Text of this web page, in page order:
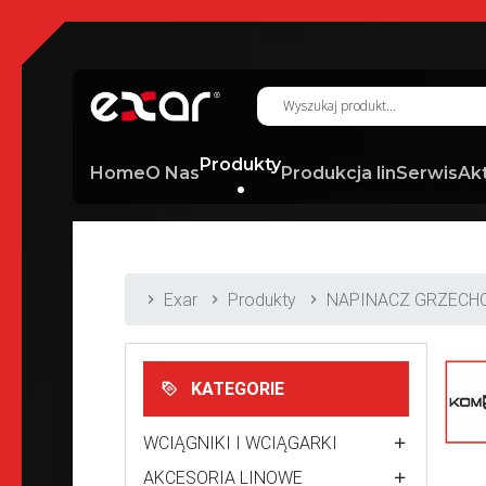
HomeO NasProduktyProdukcja linSerwis
Exar Produkty NAPINACZ
KATEGORIE
WCIĄGNIKI I WCIĄGARKI
AKCESORIA LINOWE